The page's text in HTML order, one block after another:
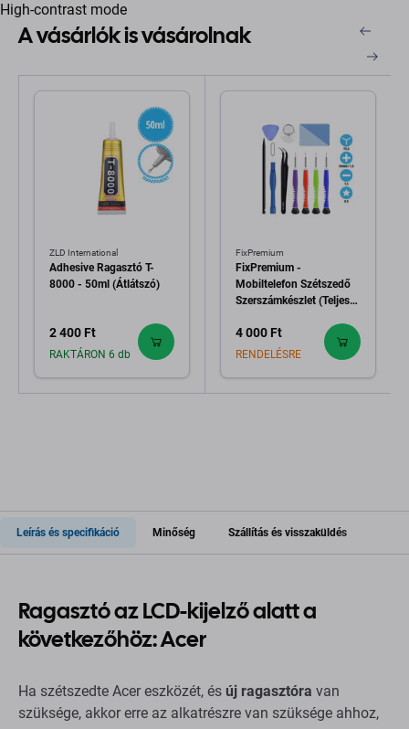
High-contrast mode
A vásárlók is vásárolnak
ZLD International
Adhesive Ragasztó T-
8000 - 50ml (Átlátszó)
2 400 Ft
RAKTÁRON 6 db
FixPremium
FixPremium -
Mobiltelefon Szétszedő
Szerszámkészlet (Teljes)
4 000 Ft
RENDELÉSRE
Leírás és specifikáció Minőség Szállítás és visszaküldés
Ragasztó az LCD-kijelző alatt a
következőhöz: Acer
Ha szétszedte Acer eszközét, és új ragasztóra van
szüksége, akkor erre az alkatrészre van szüksége ahhoz,